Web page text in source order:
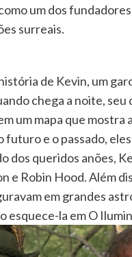
um dos
surreais.
de Kevin, um
chega a noite,
um mapa que mostra
e o passado,
dos queridos anões,
e Robin Hood. Além
em grandes
esquece-la em O